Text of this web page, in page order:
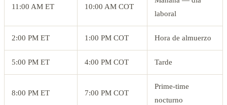
11:00 AM ET 10:00 AM COT
laboral
2:00 PM ET 1:00 PM COT Hora de almuerzo
5:00 PM ET 4:00 PM COT Tarde
8:00 PM ET 7:00 PM COT
Prime-time
nocturno